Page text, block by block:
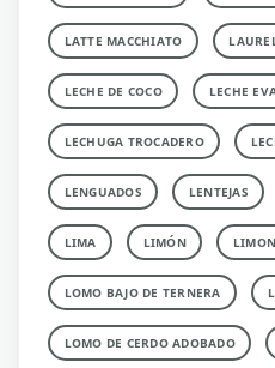
LATTE MACCHIATO
LECHE DE COCO LECHE
LECHUGA TROCADERO
LENGUADOS LENTEJAS
LIMA LIMÓN
LOMO BAJO DE TERNERA
LOMO DE CERDO ADOBADO